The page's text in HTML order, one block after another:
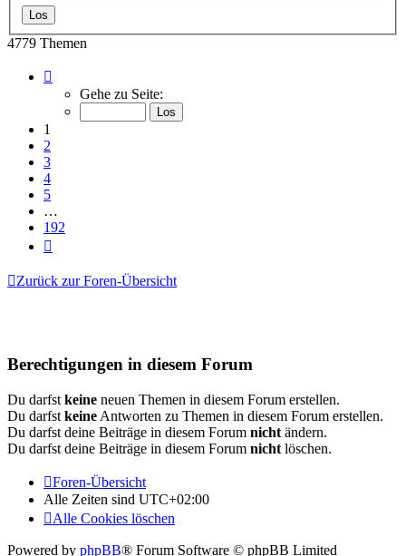
4779 Themen
von
Gehe zu Seite:
1
2
3
4
5
…
192
Zurück zur Foren-Übersicht
Berechtigungen in diesem Forum
Du darfst keine neuen Themen in diesem Forum erstellen.
Du darfst keine Antworten zu Themen in diesem Forum erstellen.
Du darfst deine Beiträge in diesem Forum nicht ändern.
Du darfst deine Beiträge in diesem Forum nicht löschen.
Foren-Übersicht
Alle Zeiten sind UTC+02:00
Alle Cookies löschen
Powered by phpBB® Forum Software © phpBB Limited